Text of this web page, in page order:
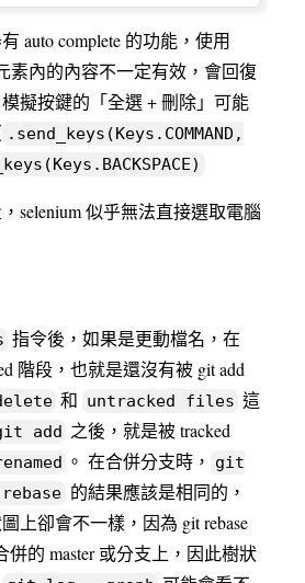
auto complete 的功能，使用
素內的內容不一定有效，會回復
擬按鍵的「全選 + 刪除」可能
.send_keys(Keys.COMMAND,
selenium 似乎無法直接選取電腦
指令後，如果是更動檔名，在
階段，也就是還沒有被 git add
和 untracked files 這
add 之後，就是被 tracked
。 在合併分支時，
git
的結果應該是相同的，
上卻會不一樣，因為 git rebase
併的 master 或分支上，因此樹狀